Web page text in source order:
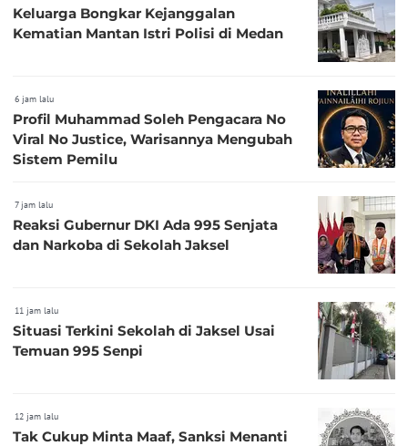
Keluarga Bongkar Kejanggalan
Kematian Mantan Istri Polisi di Medan
6 jam lalu
Profil Muhammad Soleh Pengacara No
Viral No Justice, Warisannya Mengubah
Sistem Pemilu
7 jam lalu
Reaksi Gubernur DKI Ada 995 Senjata
dan Narkoba di Sekolah Jaksel
11 jam lalu
Situasi Terkini Sekolah di Jaksel Usai
Temuan 995 Senpi
12 jam lalu
Tak Cukup Minta Maaf, Sanksi Menanti